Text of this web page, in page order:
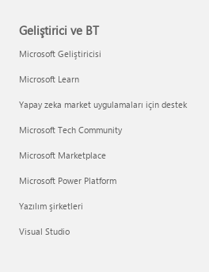
Geliştirici ve BT
Microsoft Geliştiricisi
Microsoft Learn
Yapay zeka market uygulamaları için destek
Microsoft Tech Community
Microsoft Marketplace
Microsoft Power Platform
Yazılım şirketleri
Visual Studio